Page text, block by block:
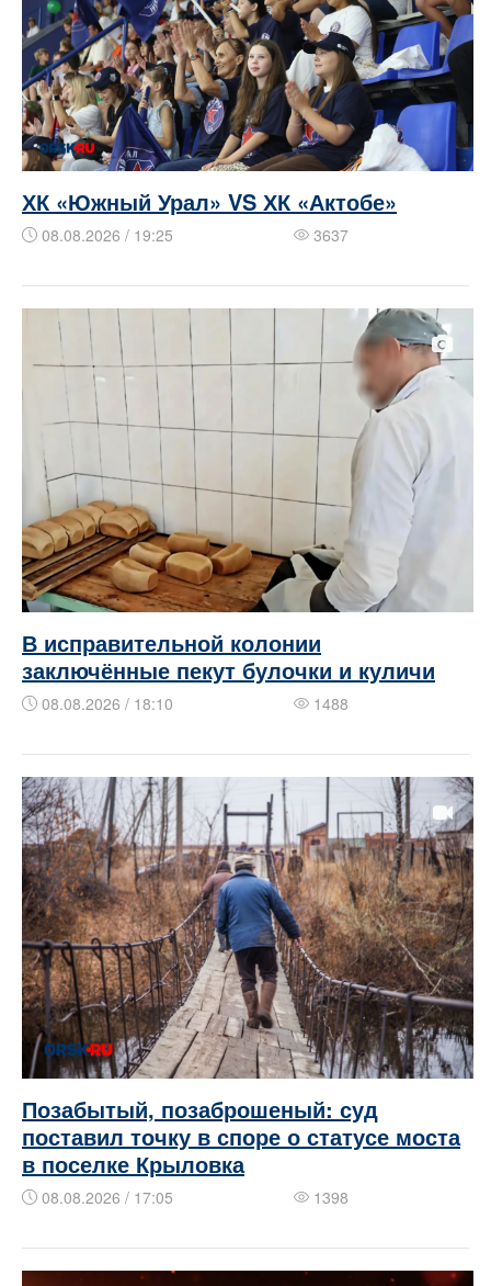
ХК «Южный Урал» VS ХК «Актобе»
08.08.2026 / 19:25 3637
В исправительной колонии
заключённые пекут булочки и куличи
08.08.2026 / 18:10 1488
Позабытый, позаброшеный: суд
поставил точку в споре о статусе моста
в поселке Крыловка
08.08.2026 / 17:05 1398